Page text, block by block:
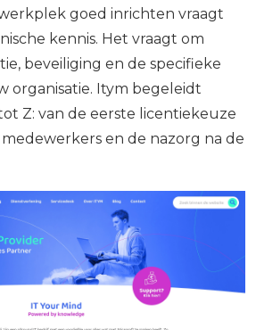
goed inrichten vraagt
kennis. Het vraagt om
beveiliging en de specifieke
organisatie. Itym begeleidt
Z: van de eerste licentiekeuze
en de nazorg na de